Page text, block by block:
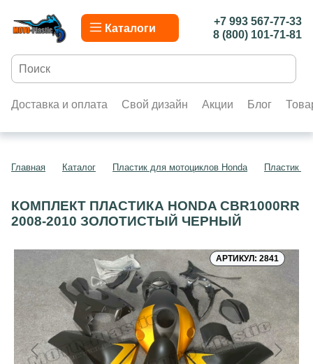
Каталоги
+7 993 567-77-33
8 (800) 101-71-81
Доставка и оплата Свой дизайн Акции Блог
Главная Каталог Пластик для мотоциклов Honda Пластик
КОМПЛЕКТ ПЛАСТИКА HONDA CBR1000RR
2008-2010 ЗОЛОТИСТЫЙ ЧЕРНЫЙ
АРТИКУЛ: 2841